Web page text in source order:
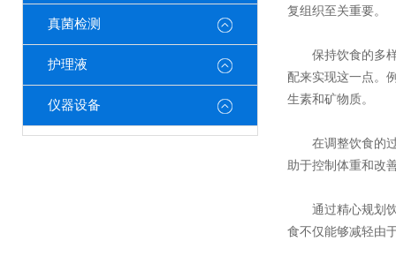
真菌检测
护理液
仪器设备
复组织至关重要。
保持饮食的多样
配来实现这一点。
生素和矿物质。
在调整饮食的过
助于控制体重和改
通过精心规划饮
食不仅能够减轻由